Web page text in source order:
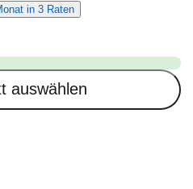
in 3 Raten
auswählen